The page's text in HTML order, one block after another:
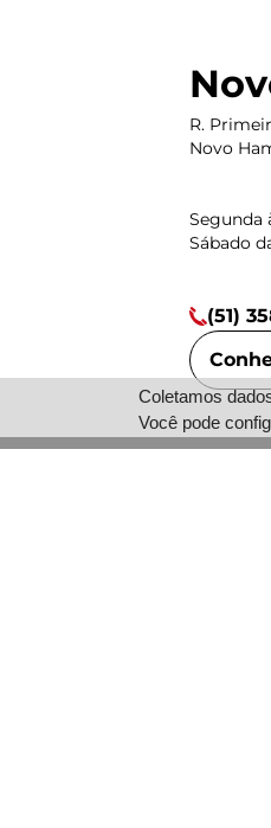
R.
Novo
Segunda
Sábado
(51)
Coletamos
Você pode